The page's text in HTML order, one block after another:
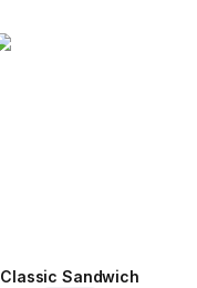
Classic Sandwich